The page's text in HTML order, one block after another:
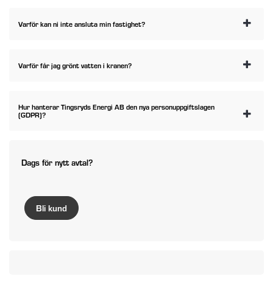
Varför kan ni inte ansluta min fastighet?
Varför får jag grönt vatten i kranen?
Hur hanterar Tingsryds Energi AB den nya personuppgiftslagen
(GDPR)?
Dags för nytt avtal?
Bli kund